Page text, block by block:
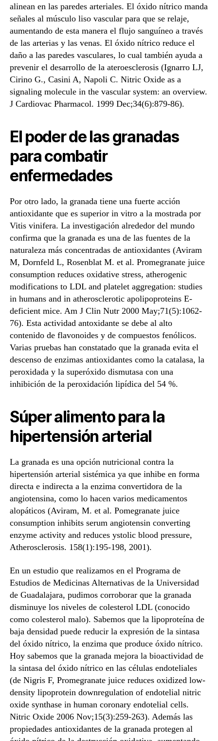
alinean en las paredes arteriales. El óxido nítrico manda
señales al músculo liso vascular para que se relaje,
aumentando de esta manera el flujo sanguíneo a través
de las arterias y las venas. El óxido nítrico reduce el
daño a las paredes vasculares, lo cual también ayuda a
prevenir el desarrollo de la ateroesclerosis (Ignarro LJ,
Cirino G., Casini A, Napoli C. Nitric Oxide as a
signaling molecule in the vascular system: an overview.
J Cardiovac Pharmacol. 1999 Dec;34(6):879-86).
El poder de las granadas
para combatir
enfermedades
Por otro lado, la granada tiene una fuerte acción
antioxidante que es superior in vitro a la mostrada por
Vitis vinifera. La investigación alrededor del mundo
confirma que la granada es una de las fuentes de la
naturaleza más concentradas de antioxidantes (Aviram
M, Dornfeld L, Rosenblat M. et al. Promegranate juice
consumption reduces oxidative stress, atherogenic
modifications to LDL and platelet aggregation: studies
in humans and in atherosclerotic apolipoproteins E-
deficient mice. Am J Clin Nutr 2000 May;71(5):1062-
76). Esta actividad antoxidante se debe al alto
contenido de flavonoides y de compuestos fenólicos.
Varias pruebas han constatado que la granada evita el
descenso de enzimas antioxidantes como la catalasa, la
peroxidada y la superóxido dismutasa con una
inhibición de la peroxidación lipídica del 54 %.
Súper alimento para la
hipertensión arterial
La granada es una opción nutricional contra la
hipertensión arterial sistémica ya que inhibe en forma
directa e indirecta a la enzima convertidora de la
angiotensina, como lo hacen varios medicamentos
alopáticos (Aviram, M. et al. Pomegranate juice
consumption inhibits serum angiotensin converting
enzyme activity and reduces ystolic blood pressure,
Atherosclerosis. 158(1):195-198, 2001).
En un estudio que realizamos en el Programa de
Estudios de Medicinas Alternativas de la Universidad
de Guadalajara, pudimos corroborar que la granada
disminuye los niveles de colesterol LDL (conocido
como colesterol malo). Sabemos que la lipoproteína de
baja densidad puede reducir la expresión de la sintasa
del óxido nítrico, la enzima que produce óxido nítrico.
Hoy sabemos que la granada mejora la bioactividad de
la sintasa del óxido nítrico en las células endoteliales
(de Nigris F, Promegranate juice reduces oxidized low-
density lipoprotein downregulation of endotelial nitric
oxide synthase in human coronary endotelial cells.
Nitric Oxide 2006 Nov;15(3):259-263). Además las
propiedades antioxidantes de la granada protegen al